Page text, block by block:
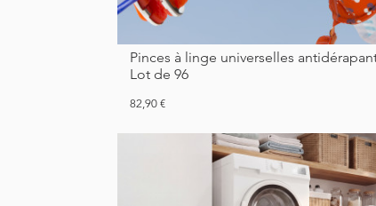
Pinces à linge universelles antidérapantes -
Lot de 96
Prix
82,90 €